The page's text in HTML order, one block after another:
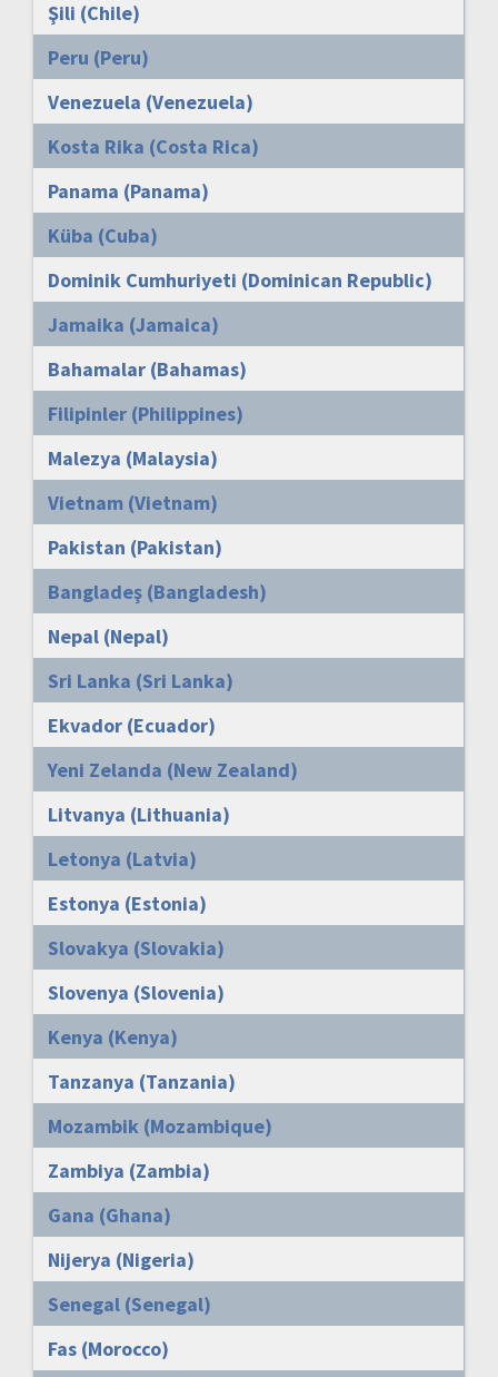
Şili (Chile)
Peru (Peru)
Venezuela (Venezuela)
Kosta Rika (Costa Rica)
Panama (Panama)
Küba (Cuba)
Dominik Cumhuriyeti (Dominican Republic)
Jamaika (Jamaica)
Bahamalar (Bahamas)
Filipinler (Philippines)
Malezya (Malaysia)
Vietnam (Vietnam)
Pakistan (Pakistan)
Bangladeş (Bangladesh)
Nepal (Nepal)
Sri Lanka (Sri Lanka)
Ekvador (Ecuador)
Yeni Zelanda (New Zealand)
Litvanya (Lithuania)
Letonya (Latvia)
Estonya (Estonia)
Slovakya (Slovakia)
Slovenya (Slovenia)
Kenya (Kenya)
Tanzanya (Tanzania)
Mozambik (Mozambique)
Zambiya (Zambia)
Gana (Ghana)
Nijerya (Nigeria)
Senegal (Senegal)
Fas (Morocco)